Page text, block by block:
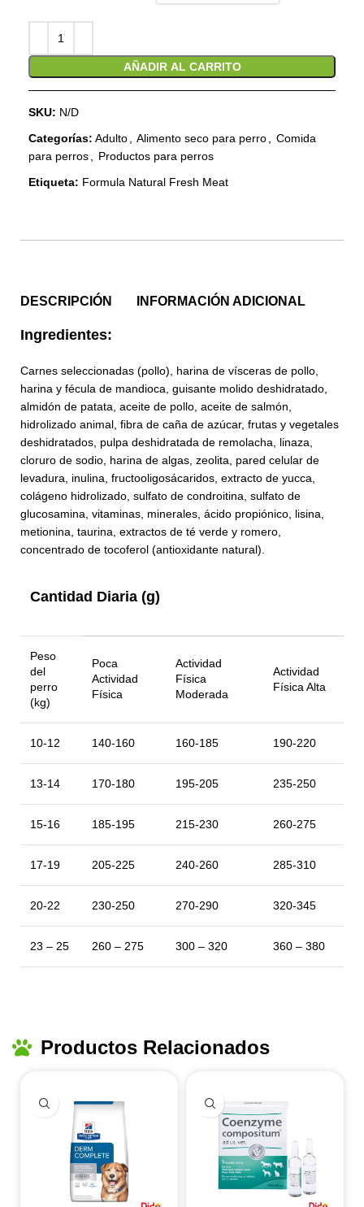
AÑADIR AL CARRITO
SKU: N/D
Categorías: Adulto Alimento seco para perro
Comida
para perros
Productos para perros
Etiqueta: Formula Natural Fresh Meat
DESCRIPCIÓN INFORMACIÓN ADICIONAL
Ingredientes:
Carnes seleccionadas (pollo), harina de vísceras de pollo,
harina y fécula de mandioca, guisante molido deshidratado,
almidón de patata, aceite de pollo, aceite de salmón,
hidrolizado animal, fibra de caña de azúcar, frutas y vegetales
deshidratados, pulpa deshidratada de remolacha, linaza,
cloruro de sodio, harina de algas, zeolita, pared celular de
levadura, inulina, fructooligosácaridos, extracto de yucca,
colágeno hidrolizado, sulfato de condroitina, sulfato de
glucosamina, vitaminas, minerales, ácido propiónico, lisina,
metionina, taurina, extractos de té verde y romero,
concentrado de tocoferol (antioxidante natural).
Cantidad Diaria (g)
Peso
del
perro
(kg)
Poca
Actividad
Física
Actividad
Física
Moderada
Actividad
Física Alta
10-12 140-160 160-185 190-220
13-14 170-180 195-205 235-250
15-16 185-195 215-230 260-275
17-19 205-225 240-260 285-310
20-22 230-250 270-290 320-345
23 – 25 260 – 275 300 – 320 360 – 380
Productos Relacionados